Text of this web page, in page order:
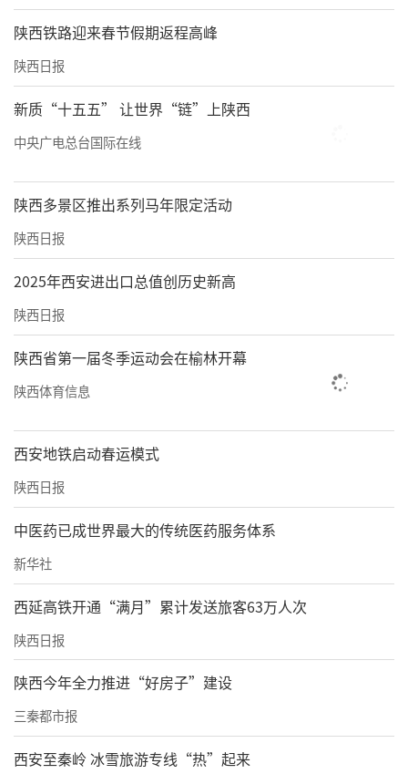
陕西铁路迎来春节假期返程高峰
陕西日报
新质“十五五” 让世界“链”上陕西
中央广电总台国际在线
陕西多景区推出系列马年限定活动
陕西日报
2025年西安进出口总值创历史新高
陕西日报
陕西省第一届冬季运动会在榆林开幕
陕西体育信息
西安地铁启动春运模式
陕西日报
中医药已成世界最大的传统医药服务体系
新华社
西延高铁开通“满月”累计发送旅客63万人次
陕西日报
陕西今年全力推进“好房子”建设
三秦都市报
西安至秦岭 冰雪旅游专线“热”起来